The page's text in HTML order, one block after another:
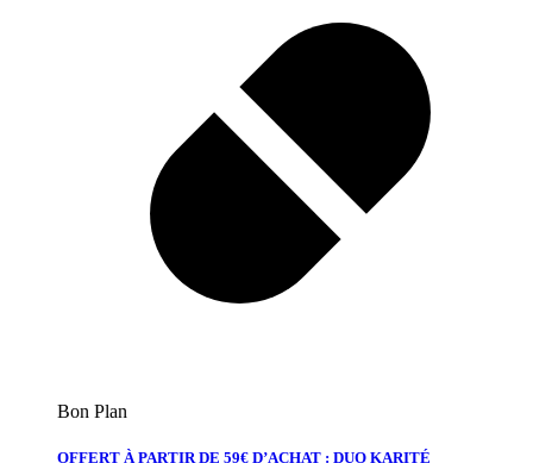
Bon Plan
OFFERT À PARTIR DE 59€ D’ACHAT : DUO KARITÉ